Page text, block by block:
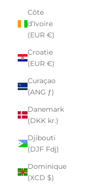
Côte
d’Ivoire
(EUR €)
Croatie
(EUR €)
Curaçao
(ANG ƒ)
Danemark
(DKK kr.)
Djibouti
(DJF Fdj)
Dominique
(XCD $)